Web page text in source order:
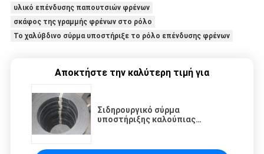
υλικό επένδυσης παπουτσιών φρένων
σκάφος της γραμμής φρένων στο ρόλο
Το χαλύβδινο σύρμα υποστήριξε το ρόλο επένδυσης φρένων
Αποκτήστε την καλύτερη τιμή για
Σιδηρουργικό σύρμα
υποστήριξης καλούπιας
ελαστικό επένδυση πέδησης